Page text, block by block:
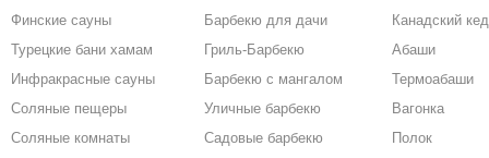
Финские сауны
Турецкие бани хамам
Инфракрасные сауны
Соляные пещеры
Соляные комнаты
Барбекю для дачи
Гриль-Барбекю
Барбекю с мангалом
Уличные барбекю
Садовые барбекю
Канадский
Абаши
Термоабаши
Вагонка
Полок